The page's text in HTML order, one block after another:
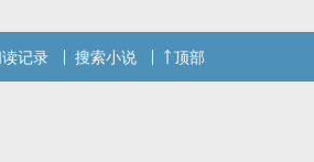
得《请不要骚扰向导！（哨向NPH）》还
记录 搜索小说 顶部